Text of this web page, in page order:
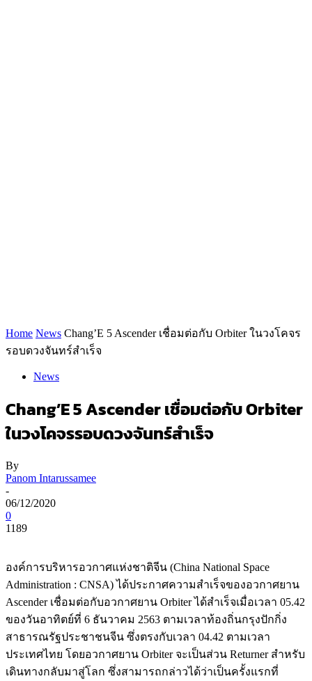
Home News Chang’E 5 Ascender เชื่อมต่อกับ Orbiter ในวงโคจร
รอบดวงจันทร์สำเร็จ
News
Chang’E 5 Ascender เชื่อมต่อกับ Orbiter
ในวงโคจรรอบดวงจันทร์สำเร็จ
By
Panom Intarussamee
-
06/12/2020
0
1189
องค์การบริหารอวกาศแห่งชาติจีน (China National Space
Administration : CNSA) ได้ประกาศความสำเร็จของอวกาศยาน
Ascender เชื่อมต่อกับอวกาศยาน Orbiter ได้สำเร็จเมื่อเวลา 05.42
ของวันอาทิตย์ที่ 6 ธันวาคม 2563 ตามเวลาท้องถิ่นกรุงปักกิ่ง
สาธารณรัฐประชาชนจีน ซึ่งตรงกับเวลา 04.42 ตามเวลา
ประเทศไทย โดยอวกาศยาน Orbiter จะเป็นส่วน Returner สำหรับ
เดินทางกลับมาสู่โลก ซึ่งสามารถกล่าวได้ว่าเป็นครั้งแรกที่